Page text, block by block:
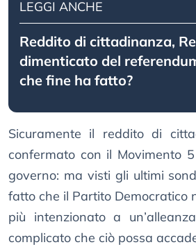
LEGGI ANCHE
Reddito di cittadinanza,
dimenticato del
che fine ha fatto?
Sicuramente il reddito di
confermato con il Movimento
governo: ma visti gli ultimi
fatto che il Partito Democratico
più intenzionato a
complicato che ciò possa